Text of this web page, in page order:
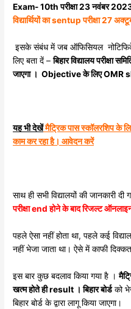
Exam- 10th परीक्षा 23 नवंबर 2023
विद्यार्थियों का sentup परीक्षा 27
इसके संबंध में जब ऑफिसियल
लिए बता दें –बिहार विद्यालय परीक्षा
जाएगा । Objective के लिए OMR
यह भी देखेंमैट्रिक पास स्कॉलरशिप के
काम कर रहा है। आवेदन करें
साथ ही सभी विद्यालयों की जानकारी दी
परीक्षा end होने के बाद रिजल्ट ऑनलाइन
पहले ऐसा नहीं होता था, पहले कई
नहीं भेजा जाता था। ऐसे में काफी दिक्कत
इस बार कुछ बदलाव किया गया है ।
खत्म होते ही result । बिहार बोर्डको
बिहार बोर्ड के द्वारा लागू किया जाएगा।